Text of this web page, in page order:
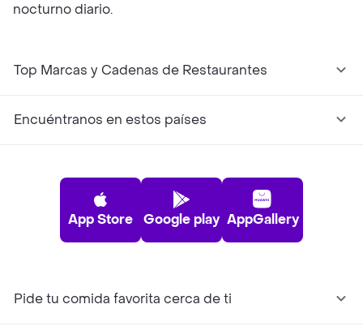
nocturno diario.
Top Marcas y Cadenas de Restaurantes
Encuéntranos en estos países
App Store Google play AppGallery
Pide tu comida favorita cerca de ti